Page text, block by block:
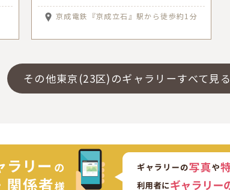
京成電鉄『京成立石』駅から徒歩約1分
その他東京(23区)のギャラリーすべて見る